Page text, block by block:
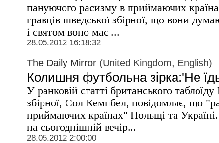
пануючого расизму в приймаючих
гравців шведської збірної, що вони
і святом воно має ...
28.05.2012 16:18:32
The Daily Mirror (United Kingdom, English)
Колишня футбольна зірка:'Не
У ранковій статті британського
збірної, Сол Кемпбел, повідомляє, що
приймаючих країнах" Польщі та
на сьогоднішній вечір...
28.05.2012 2:00:00